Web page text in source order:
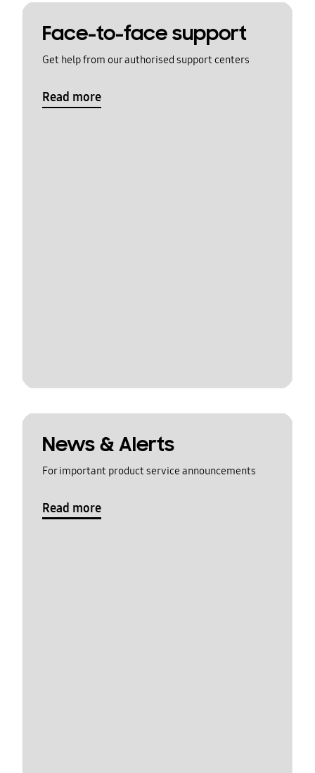
Face-to-face support
Get help from our authorised support centers
Read more
News & Alerts
For important product service announcements
Read more